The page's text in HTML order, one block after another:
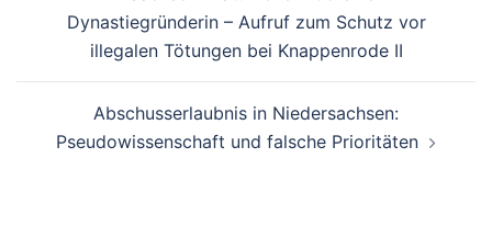
Dynastiegründerin – Aufruf zum Schutz vor
illegalen Tötungen bei Knappenrode II
Abschusserlaubnis in Niedersachsen:
Pseudowissenschaft und falsche Prioritäten